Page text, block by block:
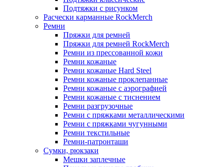
Подтяжки с рисунком
Расчески карманные RockMerch
Ремни
Пряжки для ремней
Пряжки для ремней RockMerch
Ремни из прессованной кожи
Ремни кожаные
Ремни кожаные Hard Steel
Ремни кожаные проклепанные
Ремни кожаные с аэрографией
Ремни кожаные с тиснением
Ремни разгрузочные
Ремни с пряжками металлическими
Ремни с пряжками чугунными
Ремни текстильные
Ремни-патронташи
Сумки, рюкзаки
Мешки заплечные